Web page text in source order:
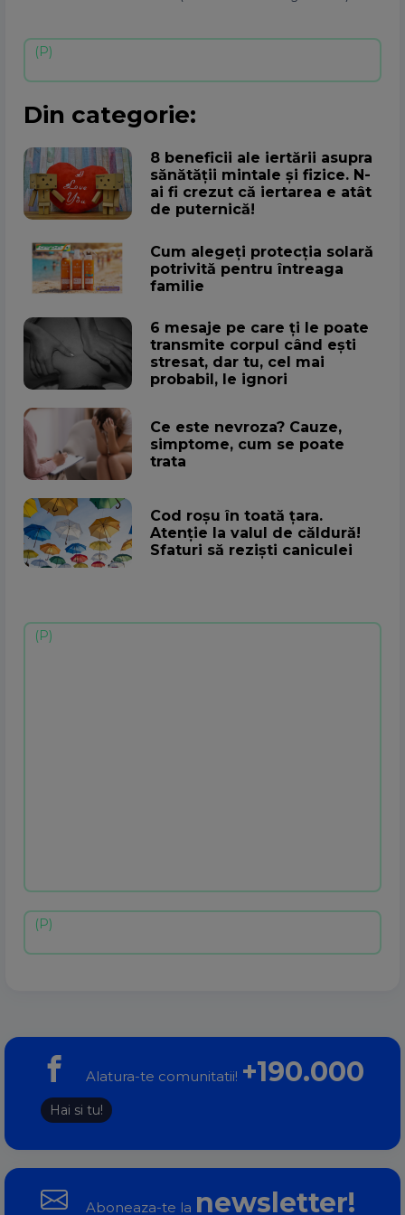
Din categorie:
8 beneficii ale iertării asupra
sănătății mintale și fizice. N-
ai fi crezut că iertarea e atât
de puternică!
Cum alegeţi protecţia solară
potrivită pentru întreaga
familie
6 mesaje pe care ți le poate
transmite corpul când ești
stresat, dar tu, cel mai
probabil, le ignori
Ce este nevroza? Cauze,
simptome, cum se poate
trata
Cod roșu în toată țara.
Atenţie la valul de căldură!
Sfaturi să rezişti caniculei
Alatura-te comunitatii! +190.000
Hai si tu!
Aboneaza-te la newsletter!